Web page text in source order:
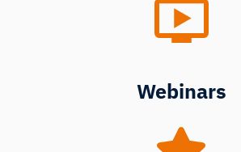
Webinars